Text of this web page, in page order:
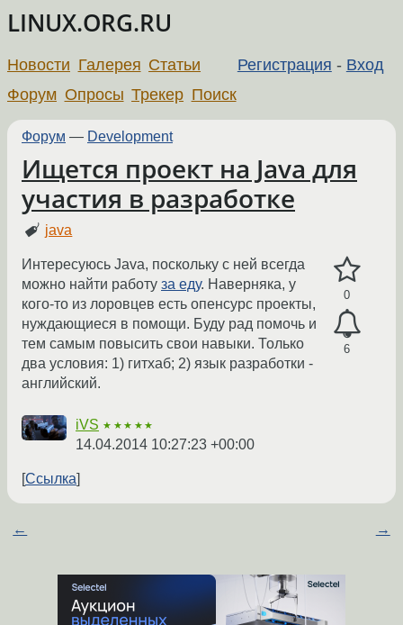
LINUX.ORG.RU
Регистрация - Вход
Новости Галерея Статьи
Форум Опросы Трекер Поиск
Форум — Development
Ищется проект на Java для
участия в разработке
java
0
6
Интересуюсь Java, поскольку с ней всегда
можно найти работу за еду. Наверняка, у
кого-то из лоровцев есть опенсурс проекты,
нуждающиеся в помощи. Буду рад помочь и
тем самым повысить свои навыки. Только
два условия: 1) гитхаб; 2) язык разработки -
английский.
iVS ★★★★★
14.04.2014 10:27:23 +00:00
Ссылка
← →